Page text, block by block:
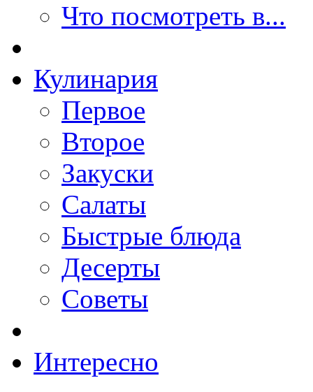
Что посмотреть в...
Кулинария
Первое
Второе
Закуски
Салаты
Быстрые блюда
Десерты
Советы
Интересно